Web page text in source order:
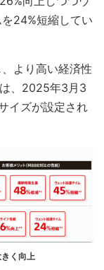
24%短縮してい
より高い経済性
、2025年3月3
イズが設定され
く向上